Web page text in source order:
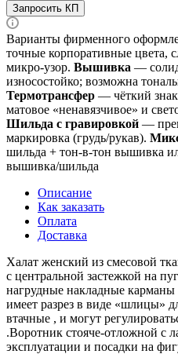
Запросить КП
Варианты фирменного
точные корпоративные цвета,
микро‑узор. Вышивка —
износостойко; возможна
Термотрансфер — чёткий
матовое «ненавязчивое» и
Шильда с гравировкой —
маркировка (грудь/рукав).
шильда + тон‑в‑тон вышивка
вышивка/шильда
Описание
Как заказать
Оплата
Доставка
Халат женский из смесовой
с центральной застежкой на
нагрудные накладные
имеет разрез в виде «шлицы»
втачные , и могут
.Воротник стояче-отложной с
эксплуатации и посадки на